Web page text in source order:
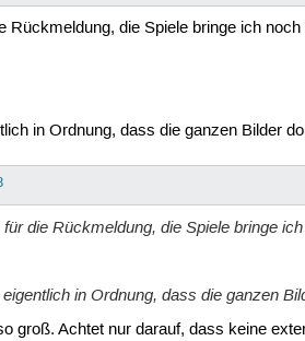
Rückmeldung, die Spiele bringe ich noch
in Ordnung, dass die ganzen Bilder
die Rückmeldung, die Spiele bringe
in Ordnung, dass die ganzen
groß. Achtet nur darauf, dass keine